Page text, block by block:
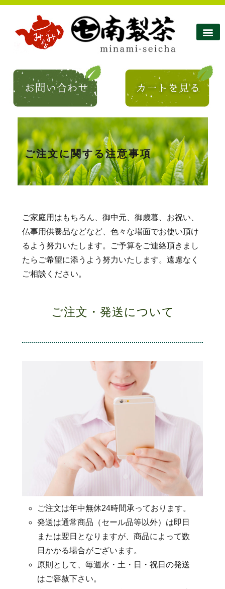
ご注文に関する注意事項
ご家庭用はもちろん、御中元、御歳暮、お祝い、
仏事用供養品などなど、色々な場面でお使い頂け
るよう努力いたします。ご予算をご連絡頂きまし
たらご希望に添うよう努力いたします。遠慮なく
ご相談ください。
ご注文・発送について
ご注文は年中無休24時間承っております。
発送は通常商品（セール品等以外）は即日
または翌日となりますが、商品によって数
日かかる場合がございます。
原則として、毎週水・土・日・祝日の発送
はご容赦下さい。